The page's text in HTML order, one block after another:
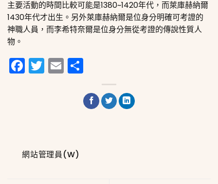
主要活動的時間比較可能是1380~1420年代，而萊庫赫納爾
1430年代才出生。另外萊庫赫納爾是位身分明確可考證的
神職人員，而李希特奈爾是位身分無從考證的傳說性質人
物。
Facebook
Twitter
Email
網站管理員(W)